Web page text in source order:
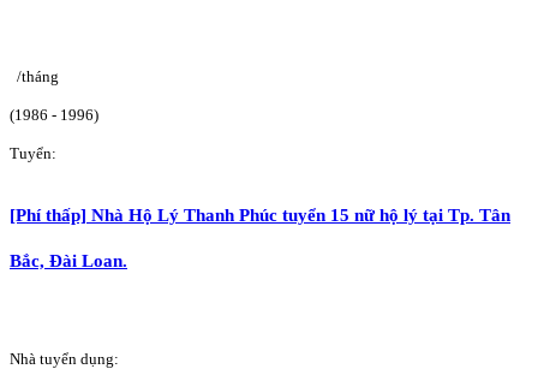
/tháng
(1986 - 1996)
Tuyển:
[Phí thấp] Nhà Hộ Lý Thanh Phúc tuyển 15 nữ hộ lý tại Tp. Tân
Bắc, Đài Loan.
Nhà tuyển dụng: